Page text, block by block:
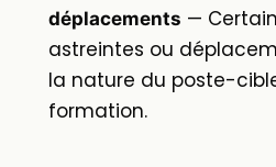
déplacements —
astreintes ou
la nature du poste-
formation.